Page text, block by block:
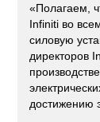
«Полагаем,
Infiniti во
силовую
директоров
достижению